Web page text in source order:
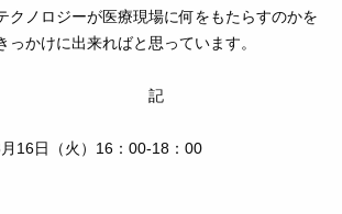
クノロジーが医療現場に何をもたらすのかを
っかけに出来ればと思っています。
月16日（火）16：00-18：00